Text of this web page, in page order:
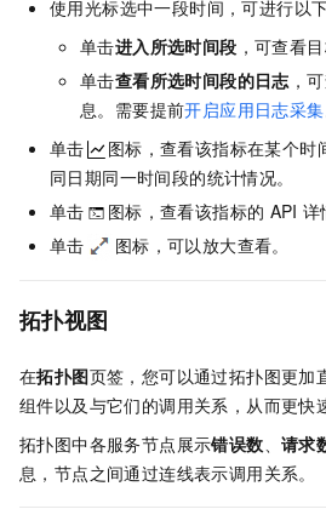
使用光标选中一段时间，可进行以下
单击进入所选时间段 ，可查看
单击查看所选时间段的日志 ，
息。需要提前开启应用日志采集
单击
图标，查看该指标在某个时
同日期同一时间段的统计情况。
单击
图标，查看该指标的 API 详
单击
图标，可以放大查看。
拓扑视图
在拓扑图页签，您可以通过拓扑图更加
组件以及与它们的调用关系，从而更快
拓扑图中各服务节点展示错误数、请求
息，节点之间通过连线表示调用关系。